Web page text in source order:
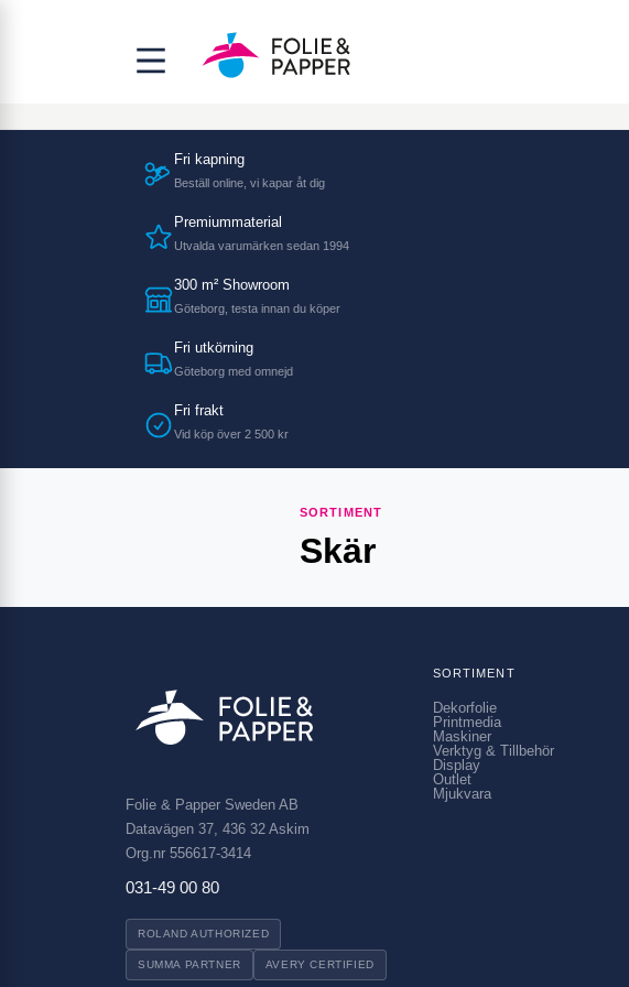
Fri kapning
Beställ online, vi kapar åt dig
Premiummaterial
Utvalda varumärken sedan 1994
300 m² Showroom
Göteborg, testa innan du köper
Fri utkörning
Göteborg med omnejd
Fri frakt
Vid köp över 2 500 kr
SORTIMENT
Skär
Folie & Papper Sweden AB
Datavägen 37, 436 32 Askim
Org.nr 556617-3414
031-49 00 80
ROLAND AUTHORIZED
SUMMA PARTNER AVERY CERTIFIED
SORTIMENT
Dekorfolie
Printmedia
Maskiner
Verktyg & Tillbehör
Display
Outlet
Mjukvara